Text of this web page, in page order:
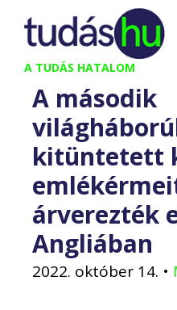
Kilépés
tartalomba
A TUDÁS HATALOM
A második
kitüntetett
árverezték
Angliában
2022. október 14. •